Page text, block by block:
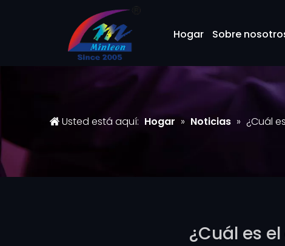
Hogar Sobre
Usted está aquí: Hogar » Noticias » ¿Cuál
¿Cuál es